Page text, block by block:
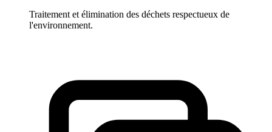
Traitement et élimination des déchets respectueux de
l'environnement.